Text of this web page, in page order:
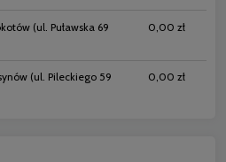
(ul. Puławska 69
0,00 zł
(ul. Pileckiego 59
0,00 zł